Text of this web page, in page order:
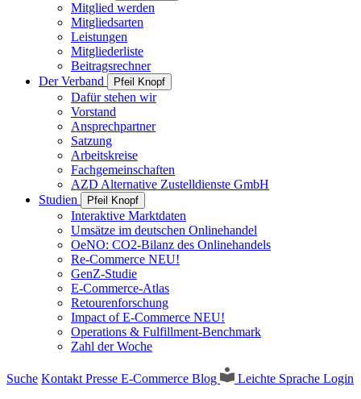
Mitglied werden
Mitgliedsarten
Leistungen
Mitgliederliste
Beitragsrechner
Der Verband
Pfeil Knopf
Dafür stehen wir
Vorstand
Ansprechpartner
Satzung
Arbeitskreise
Fachgemeinschaften
AZD Alternative Zustelldienste GmbH
Studien
Pfeil Knopf
Interaktive Marktdaten
Umsätze im deutschen Onlinehandel
OeNO: CO2-Bilanz des Onlinehandels
Re-Commerce NEU!
GenZ-Studie
E-Commerce-Atlas
Retourenforschung
Impact of E-Commerce NEU!
Operations & Fulfillment-Benchmark
Zahl der Woche
Suche Kontakt Presse E-Commerce Blog Leichte Sprache Login